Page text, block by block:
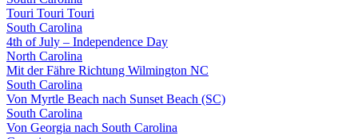
Touri Touri Touri
South Carolina
4th of July – Independence Day
North Carolina
Mit der Fähre Richtung Wilmington NC
South Carolina
Von Myrtle Beach nach Sunset Beach (SC)
South Carolina
Von Georgia nach South Carolina